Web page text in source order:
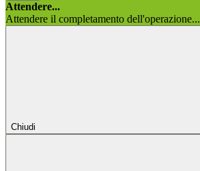
Attendere...
Attendere il completamento dell'operazione...
Chiudi